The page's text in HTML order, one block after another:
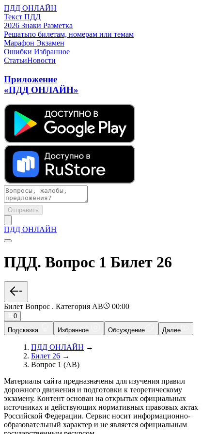
ПДД ОНЛАЙН
Текст ПДД
2026 Знаки Разметка
Решатьпо билетам, номерам или темам
Марафон Экзамен
Ошибки Избранное
СтатьиНовости
Приложение
«ПДД ОНЛАЙН»
Отправить
ПДД ОНЛАЙН
ПДД. Вопрос 1 Билет 26
Билет Вопрос . Категория AB 00:00
0
Подсказка
Избранное Обсуждение Далее
ПДД ОНЛАЙН →
Билет 26 →
Вопрос 1 (AB)
Материалы сайта предназначены для изучения правил
дорожного движения и подготовки к теоретическому
экзамену. Контент основан на открытых официальных
источниках и действующих нормативных правовых актах
Российской Федерации. Сервис носит информационно-
образовательный характер и не является официальным